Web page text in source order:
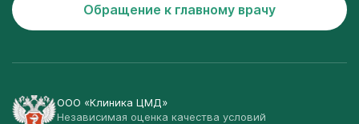
Обращение к главному врачу
ООО «Клиника ЦМД»
Независимая оценка качества условий